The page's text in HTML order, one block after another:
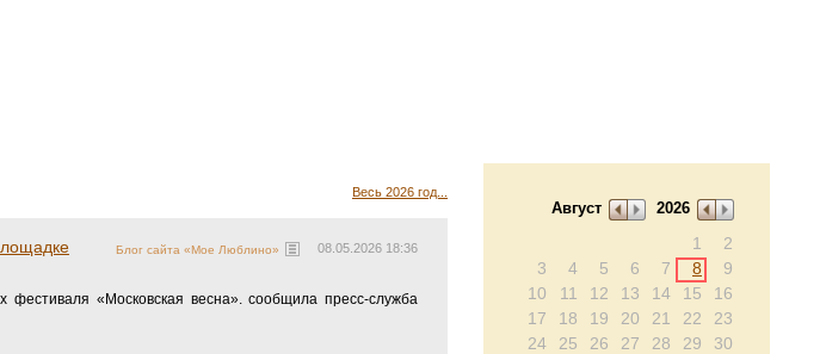
Август 2026
1
2
3
4 5 6 7 8
9
10
11 12 13 14 15
16
17
18 19 20 21 22
23
24
25 26 27 28 29
30
Весь 2026 год...
08.05.2026 18:36
Блог сайта «Мое Люблино»
«Московская весна». сообщила пресс-служба